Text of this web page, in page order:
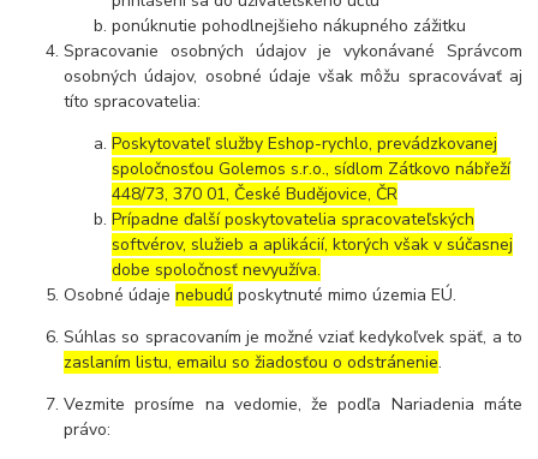
ponúknutie pohodlnejšieho nákupného zážitku
Spracovanie osobných údajov je vykonávané Správcom
osobných údajov, osobné údaje však môžu spracovávať aj
títo spracovatelia:
Poskytovateľ služby Eshop-rychlo, prevádzkovanej
spoločnosťou Golemos s.r.o., sídlom Zátkovo nábřeží
448/73, 370 01, České Budějovice, ČR
Prípadne ďalší poskytovatelia spracovateľských
softvérov, služieb a aplikácií, ktorých však v súčasnej
dobe spoločnosť nevyužíva.
Osobné údajenebudú poskytnuté mimo územia EÚ.
Súhlas so spracovaním je možné vziať kedykoľvek späť, a to
zaslaním listu, emailu so žiadosťou o odstránenie.
Vezmite prosíme na vedomie, že podľa Nariadenia máte
právo: